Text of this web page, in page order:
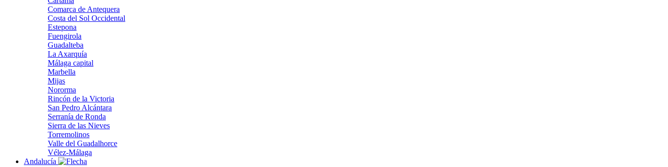
Comarca de Antequera
Costa del Sol Occidental
Estepona
Fuengirola
Guadalteba
La Axarquía
Málaga capital
Marbella
Mijas
Nororma
Rincón de la Victoria
San Pedro Alcántara
Serranía de Ronda
Sierra de las Nieves
Torremolinos
Valle del Guadalhorce
Vélez-Málaga
Andalucía